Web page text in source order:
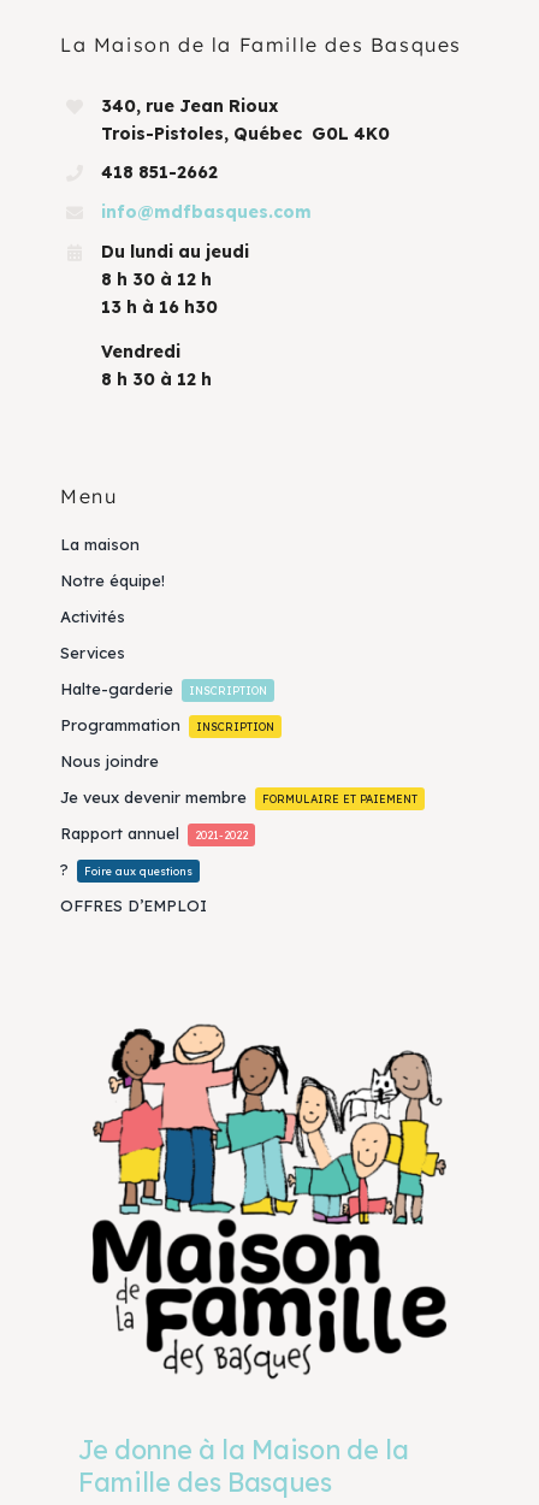
La Maison de la Famille des Basques
340, rue Jean Rioux
Trois-Pistoles, Québec G0L 4K0
418 851-2662
info@mdfbasques.com
Du lundi au jeudi
8 h 30 à 12 h
13 h à 16 h30
Vendredi
8 h 30 à 12 h
Menu
La maison
Notre équipe!
Activités
Services
Halte-garderie
INSCRIPTION
Programmation INSCRIPTION
Nous joindre
Je veux devenir membre
FORMULAIRE ET PAIEMENT
Rapport annuel 2021-2022
? Foire aux questions
OFFRES D’EMPLOI
Je donne à la Maison de la
Famille des Basques